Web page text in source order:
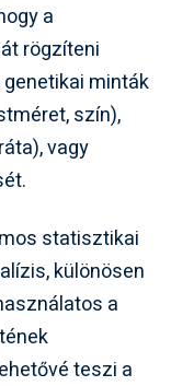
a
rögzíteni
minták
szín),
vagy
statisztikai
különösen
a
teszi a